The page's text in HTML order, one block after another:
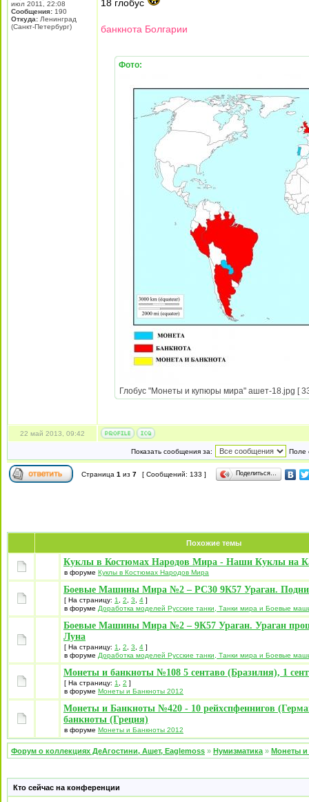
июл 2011, 22:08
Сообщения: 190
Откуда: Ленинград
(Санкт-Петербург)
18 глобус
банкнота Болгарии
Фото:
Глобус "Монеты и купюры мира" ашет-18.jpg [
22 май 2013, 09:42
Показать сообщения за: Поле
Страница 1 из 7 [ Сообщений: 133 ] Поделиться…
Похожие темы
Куклы в Костюмах Народов Мира - Наши Куклы на
в форуме Куклы в Костюмах Народов Мира
Боевые Машины Мира №2 – РС30 9К57 Ураган.
[ На страницу: 1 2 3 4 ]
в форуме Доработка моделей Русские танки, Танки мира и Боевые
Боевые Машины Мира №2 – 9К57 Ураган. Ураган
Луна
[ На страницу: 1 2 3 4 ]
в форуме Доработка моделей Русские танки, Танки мира и Боевые
Монеты и банкноты №108 5 сентаво (Бразилия), 1
[ На страницу: 1 2 ]
в форуме Монеты и Банкноты 2012
Монеты и Банкноты №420 - 10 рейхспфеннигов
банкноты (Греция)
в форуме Монеты и Банкноты 2012
Форум о коллекциях ДеАгостини, Ашет, Eaglemoss » Нумизматика » Монеты
Кто сейчас на конференции